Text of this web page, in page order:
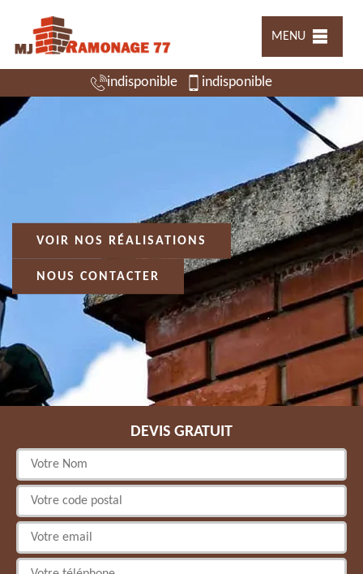
MENU
indisponible indisponible
VOIR NOS RÉALISATIONS
NOUS CONTACTER
DEVIS GRATUIT